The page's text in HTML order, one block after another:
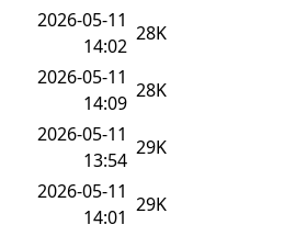
2026-05-11
14:02
28K
2026-05-11
14:09
28K
2026-05-11
13:54
29K
2026-05-11
14:01
29K